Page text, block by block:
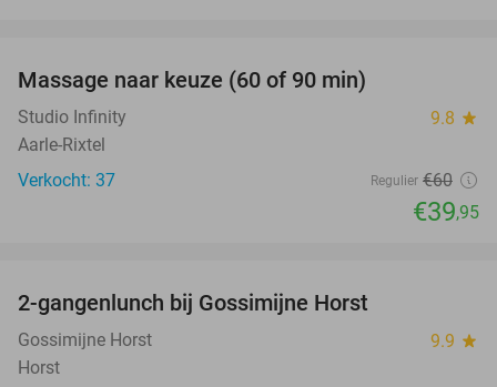
Massage naar keuze (60 of 90 min)
Studio Infinity 9.8 star
Aarle-Rixtel
Verkocht: 37
Regulier €60
€39,95
2-gangenlunch bij Gossimijne Horst
Gossimijne Horst 9.9 star
Horst